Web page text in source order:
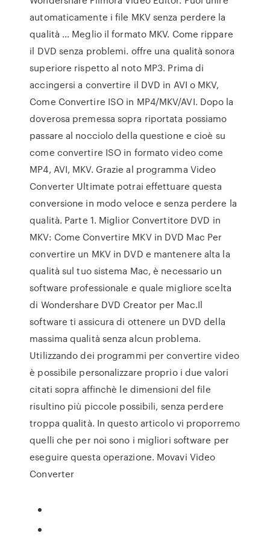
automaticamente i file MKV senza perdere la
qualità … Meglio il formato MKV. Come rippare
il DVD senza problemi. offre una qualità sonora
superiore rispetto al noto MP3. Prima di
accingersi a convertire il DVD in AVI o MKV,
Come Convertire ISO in MP4/MKV/AVI. Dopo la
doverosa premessa sopra riportata possiamo
passare al nocciolo della questione e cioè su
come convertire ISO in formato video come
MP4, AVI, MKV. Grazie al programma Video
Converter Ultimate potrai effettuare questa
conversione in modo veloce e senza perdere la
qualità. Parte 1. Miglior Convertitore DVD in
MKV: Come Convertire MKV in DVD Mac Per
convertire un MKV in DVD e mantenere alta la
qualità sul tuo sistema Mac, è necessario un
software professionale e quale migliore scelta
di Wondershare DVD Creator per Mac.Il
software ti assicura di ottenere un DVD della
massima qualità senza alcun problema.
Utilizzando dei programmi per convertire video
è possibile personalizzare proprio i due valori
citati sopra affinchè le dimensioni del file
risultino più piccole possibili, senza perdere
troppa qualità. In questo articolo vi proporremo
quelli che per noi sono i migliori software per
eseguire questa operazione. Movavi Video
Converter